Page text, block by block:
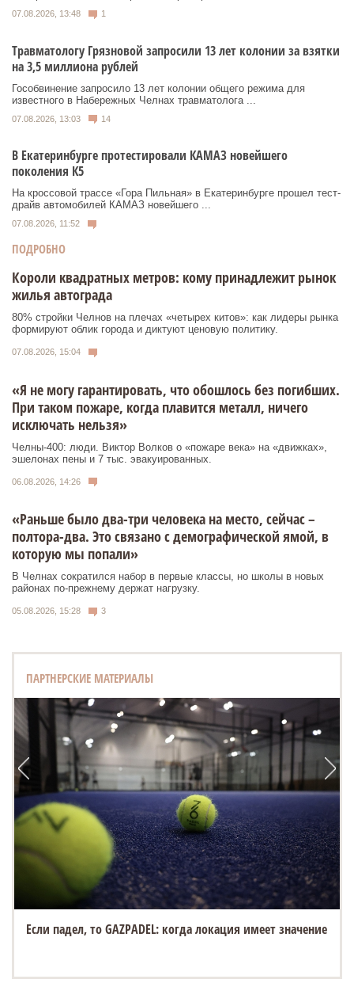
07.08.2026, 13:48 1
Травматологу Грязновой запросили 13 лет колонии за взятки
на 3,5 миллиона рублей
Гособвинение запросило 13 лет колонии общего режима для
известного в Набережных Челнах травматолога ...
07.08.2026, 13:03 14
В Екатеринбурге протестировали КАМАЗ новейшего
поколения К5
На кроссовой трассе «Гора Пильная» в Екатеринбурге прошел тест-
драйв автомобилей КАМАЗ новейшего ...
07.08.2026, 11:52
ПОДРОБНО
Короли квадратных метров: кому принадлежит рынок
жилья автограда
80% стройки Челнов на плечах «четырех китов»: как лидеры рынка
формируют облик города и диктуют ценовую политику.
07.08.2026, 15:04
«Я не могу гарантировать, что обошлось без погибших.
При таком пожаре, когда плавится металл, ничего
исключать нельзя»
Челны-400: люди. Виктор Волков о «пожаре века» на «движках»,
эшелонах пены и 7 тыс. эвакуированных.
06.08.2026, 14:26
«Раньше было два-три человека на место, сейчас –
полтора-два. Это связано с демографической ямой, в
которую мы попали»
В Челнах сократился набор в первые классы, но школы в новых
районах по-прежнему держат нагрузку.
05.08.2026, 15:28 3
ПАРТНЕРСКИЕ МАТЕРИАЛЫ
Если падел, то GAZPADEL: когда локация имеет значение